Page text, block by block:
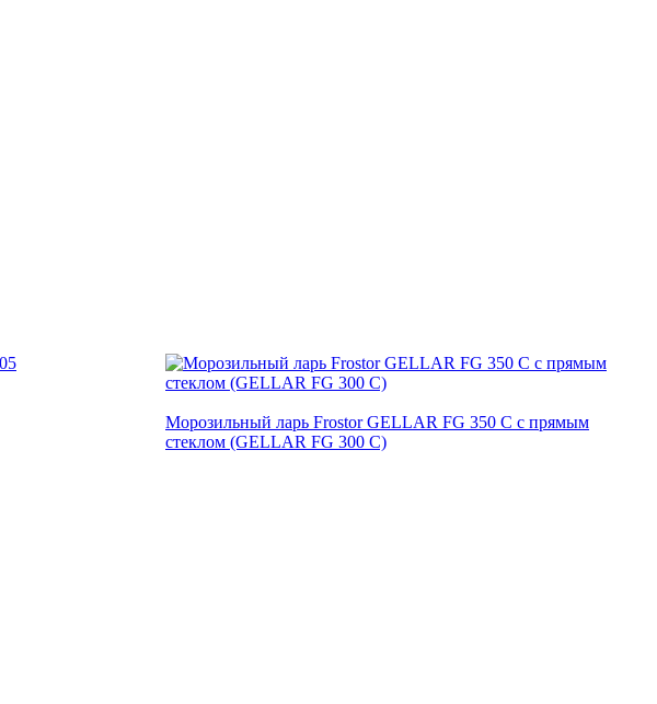
Морозильный ларь Frostor GELLAR FG 350 C с прямым
стеклом (GELLAR FG 300 C)